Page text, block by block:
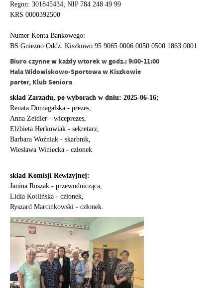
Regon: 301845434; NIP 784 248 49 99
KRS 0000392500
Numer Konta Bankowego:
BS Gniezno Oddz. Kiszkowo 95 9065 0006 0050 0500 1863 0001
Biuro czynne w każdy wtorek w godz.: 9:00-11:00
Hala Widowiskowo-Sportowa w Kiszkowie
parter, Klub Seniora
skład Zarządu, po wyborach w dniu: 2025-06-16;
Renata Domagalska - prezes,
Anna Zeidler - wiceprezes,
Elżbieta Herkowiak - sekretarz,
Barbara Woźniak - skarbnik,
Wiesława Winiecka - członek
skład Komisji Rewizyjnej:
Janina Roszak - przewodnicząca,
Lidia Kotlińska - członek,
Ryszard Marcinkowski - członek.